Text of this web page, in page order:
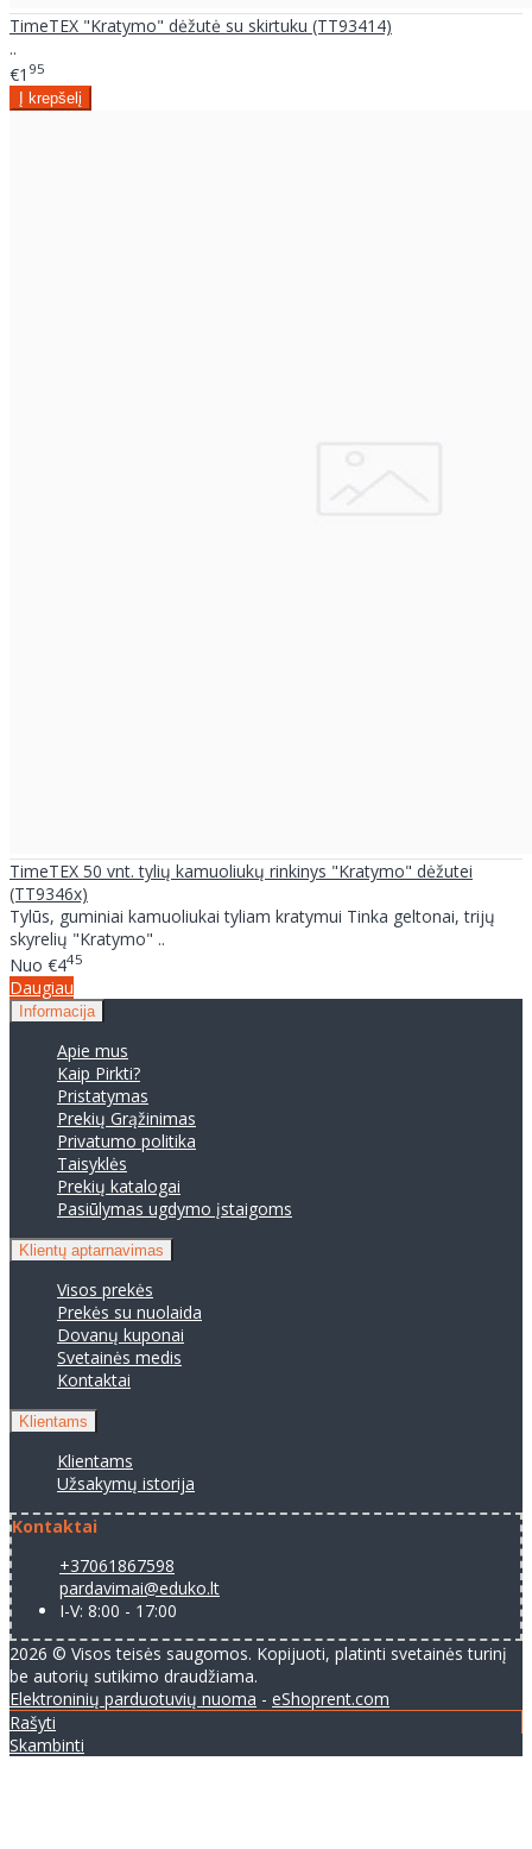
TimeTEX "Kratymo" dėžutė su skirtuku (TT93414)
..
€1 95
TimeTEX 50 vnt. tylių kamuoliukų rinkinys "Kratymo" dėžutei
(TT9346x)
Tylūs, guminiai kamuoliukai tyliam kratymui Tinka geltonai, trijų
skyrelių "Kratymo" ..
Nuo €445
Daugiau
Informacija
Apie mus
Kaip Pirkti?
Pristatymas
Prekių Grąžinimas
Privatumo politika
Taisyklės
Prekių katalogai
Pasiūlymas ugdymo įstaigoms
Klientų aptarnavimas
Visos prekės
Prekės su nuolaida
Dovanų kuponai
Svetainės medis
Kontaktai
Klientams
Klientams
Užsakymų istorija
Kontaktai
+37061867598
pardavimai@eduko.lt
I-V: 8:00 - 17:00
2026 © Visos teisės saugomos. Kopijuoti, platinti svetainės turinį
be autorių sutikimo draudžiama.
Elektroninių parduotuvių nuoma - eShoprent.com
Rašyti
Skambinti